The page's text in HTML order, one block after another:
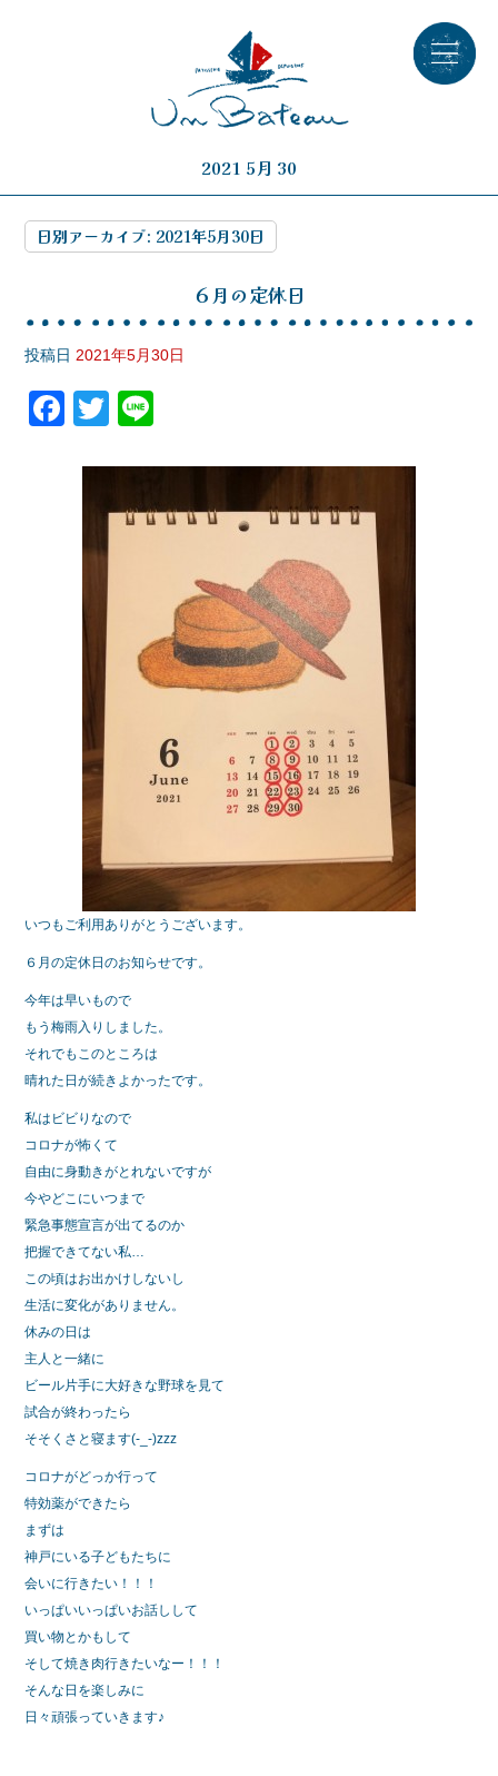
2021 5月 30
日別アーカイブ: 2021年5月30日
６月の定休日
投稿日 2021年5月30日
F
c
b
o
T
tt
er
e
いつもご利用ありがとうございます。
６月の定休日のお知らせです。
今年は早いもので
もう梅雨入りしました。
それでもこのところは
晴れた日が続きよかったです。
私はビビりなので
コロナが怖くて
自由に身動きがとれないですが
今やどこにいつまで
緊急事態宣言が出てるのか
把握できてない私…
この頃はお出かけしないし
生活に変化がありません。
休みの日は
主人と一緒に
ビール片手に大好きな野球を見て
試合が終わったら
そそくさと寝ます(-_-)zzz
コロナがどっか行って
特効薬ができたら
まずは
神戸にいる子どもたちに
会いに行きたい！！！
いっぱいいっぱいお話しして
買い物とかもして
そして焼き肉行きたいなー！！！
そんな日を楽しみに
日々頑張っていきます♪